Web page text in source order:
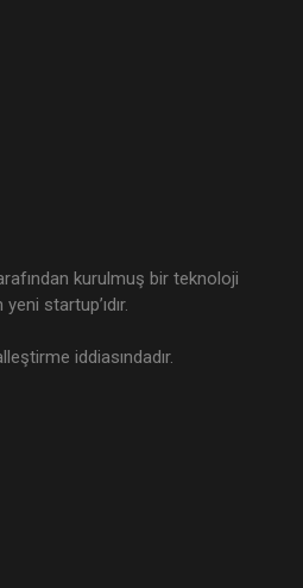
kurulmuş bir teknoloji
startup’ıdır.
iddiasındadır.